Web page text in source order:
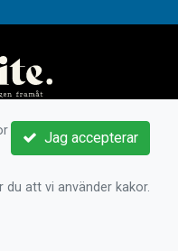
Jag accepterar
att vi använder kakor.